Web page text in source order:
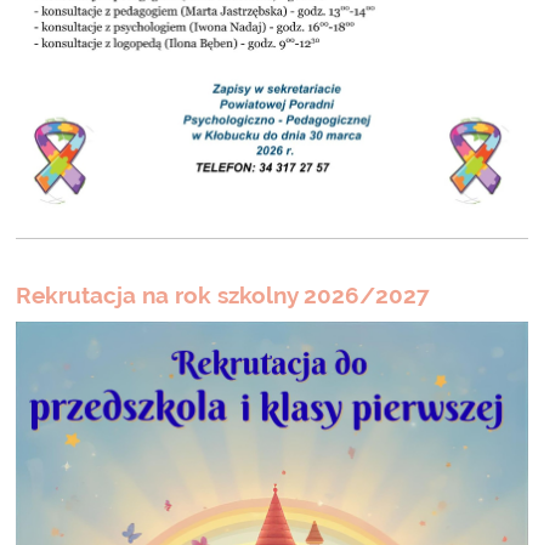
Rekrutacja na rok szkolny 2026/2027